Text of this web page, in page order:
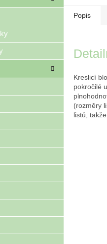
Popis
Kreslicí
pokročilé
(rozměry
listů,